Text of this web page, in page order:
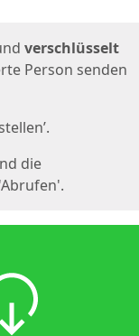
verschlüsselt
Person senden
die